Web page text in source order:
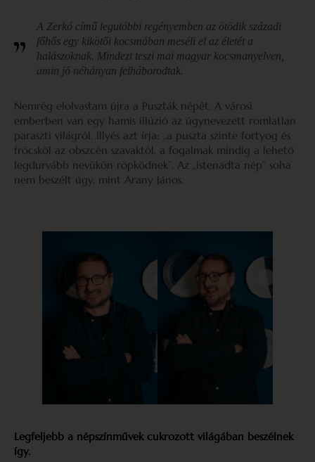
A Zerkó című legutóbbi regényemben az ötödik századi
főhős egy kikötői kocsmában meséli el az életét a
halászoknak. Mindezt teszi mai magyar kocsmanyelven,
amin jó néhányan felháborodtak.
Nemrég elolvastam újra a Puszták népét. A városi
emberben van egy hamis illúzió az úgynevezett romlatlan
paraszti világról. Illyés azt írja: „a puszta szinte fortyog és
fröcsköl az obszcén szavaktól, a fogalmak mindig a lehető
legdurvább nevükön röpködnek”. Az „istenadta nép” soha
nem beszélt úgy, mint Arany János.
Legfeljebb a népszínművek cukrozott világában beszélnek
így.